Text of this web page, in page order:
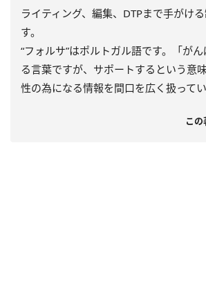
ライティング、編集、DTPまで手がけ
す。
“フォルサ”はポルトガル語です。「が
る言葉ですが、サポートするという意
性の為になる情報を間口を広く扱ってい
こ